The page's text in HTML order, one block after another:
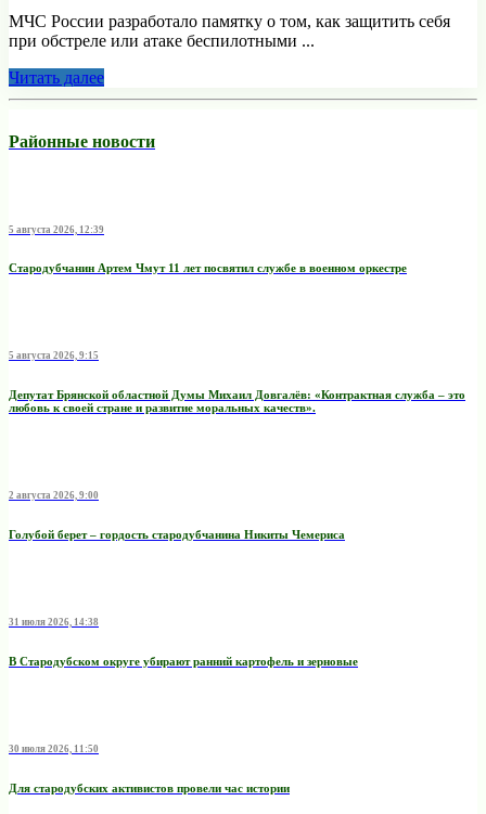
МЧС России разработало памятку о том, как защитить себя
при обстреле или атаке беспилотными ...
Читать далее
Районные новости
5 августа 2026, 12:39
Стародубчанин Артем Чмут 11 лет посвятил службе в военном оркестре
5 августа 2026, 9:15
Депутат Брянской областной Думы Михаил Довгалёв: «Контрактная служба – это
любовь к своей стране и развитие моральных качеств».
2 августа 2026, 9:00
Голубой берет – гордость стародубчанина Никиты Чемериса
31 июля 2026, 14:38
В Стародубском округе убирают ранний картофель и зерновые
30 июля 2026, 11:50
Для стародубских активистов провели час истории